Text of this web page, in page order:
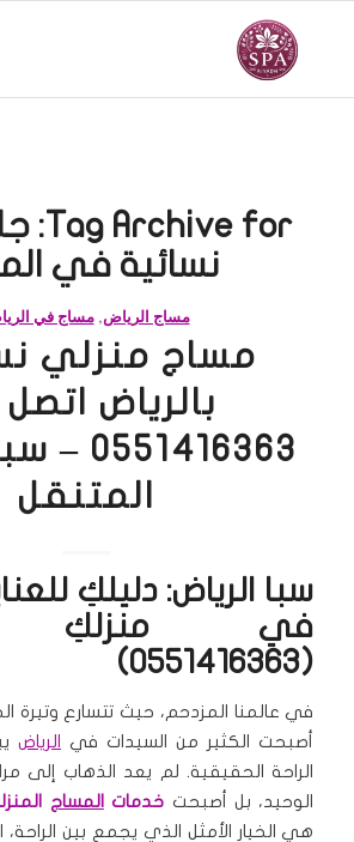
Tag Archive for:
نسائية في
مساج الرياض,مساج في
مساج منزلي
بالرياض اتصل
المتنقل
سبا الرياض: دليلكِ
في منزلكِ
(0551416363)
في عالمنا المزدحم، حيث تتسارع وتيرة
أصبحت الكثير من السيدات في
الرياض
الراحة الحقيقية. لم يعد الذهاب إلى
الوحيد، بل أصبحت خدمات المساج
هي الخيار الأمثل الذي يجمع بين الراحة،